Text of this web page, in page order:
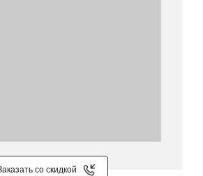
со скидкой